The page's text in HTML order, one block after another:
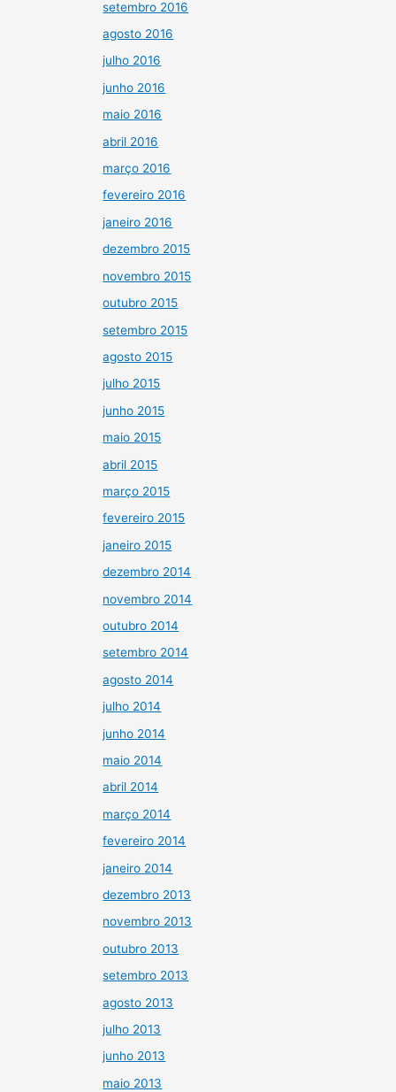
setembro 2016
agosto 2016
julho 2016
junho 2016
maio 2016
abril 2016
março 2016
fevereiro 2016
janeiro 2016
dezembro 2015
novembro 2015
outubro 2015
setembro 2015
agosto 2015
julho 2015
junho 2015
maio 2015
abril 2015
março 2015
fevereiro 2015
janeiro 2015
dezembro 2014
novembro 2014
outubro 2014
setembro 2014
agosto 2014
julho 2014
junho 2014
maio 2014
abril 2014
março 2014
fevereiro 2014
janeiro 2014
dezembro 2013
novembro 2013
outubro 2013
setembro 2013
agosto 2013
julho 2013
junho 2013
maio 2013